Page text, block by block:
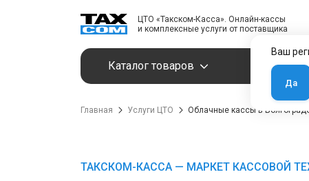
ЦТО «Такском-Касса». Онлайн-кассы
и комплексные услуги от поставщика
Ваш
Да
Каталог товаров Услуги
Главная Услуги ЦТО Облачные кассы в
ТАКСКОМ-КАССА — МАРКЕТ КАССОВОЙ